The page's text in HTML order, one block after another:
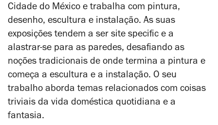
Cidade do México e trabalha com pintura,
desenho, escultura e instalação. As suas
exposições tendem a ser site specific e a
alastrar-se para as paredes, desafiando as
noções tradicionais de onde termina a pintura e
começa a escultura e a instalação. O seu
trabalho aborda temas relacionados com coisas
triviais da vida doméstica quotidiana e a
fantasia.